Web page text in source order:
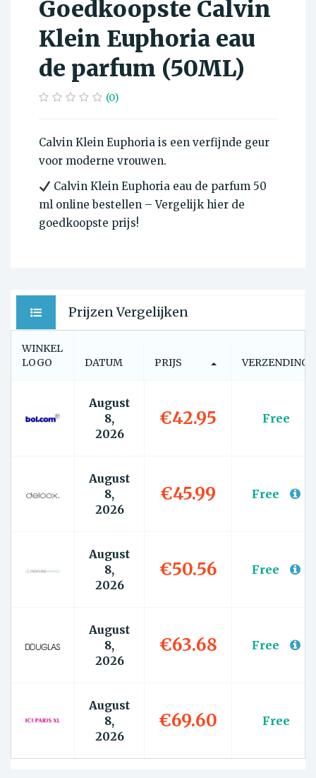
Goedkoopste Calvin
Klein Euphoria eau
de parfum (50ML)
(0)
Calvin Klein Euphoria is een verfijnde geur
voor moderne vrouwen.
Calvin Klein Euphoria eau de parfum 50
ml online bestellen – Vergelijk hier de
goedkoopste prijs!
Prijzen Vergelijken
WINKEL
LOGO
DATUM PRIJS VERZENDING
August
8,
2026
€42.95 Free
August
8,
2026
€45.99 Free
August
8,
2026
€50.56 Free
August
8,
2026
€63.68 Free
August
8,
2026
€69.60 Free